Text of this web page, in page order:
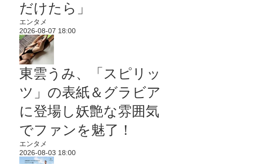
だけたら」
エンタメ
2026-08-07 18:00
東雲うみ、「スピリッ
ツ」の表紙＆グラビア
に登場し妖艶な雰囲気
でファンを魅了！
エンタメ
2026-08-03 18:00